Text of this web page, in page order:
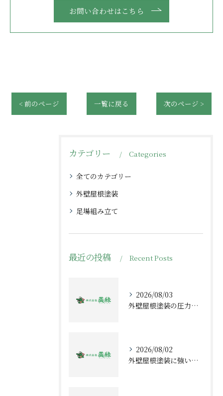
お問い合わせはこちら
< 前のページ 一覧に戻る 次のページ >
カテゴリー Categories
全てのカテゴリー
外壁屋根塗装
足場組み立て
最近の投稿 Recent Posts
2026/08/03
外壁屋根塗装の圧力選びと栃木県宇都宮市での施工ポイントを解説
2026/08/02
外壁屋根塗装に強い専門家が教える栃木県宇都宮市で失敗しない選び方と対策